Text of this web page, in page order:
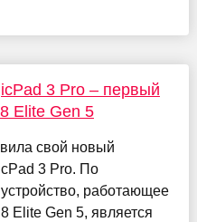
3 Pro – первый
Elite Gen 5
свой новый
3 Pro. По
работающее
Elite Gen 5, является